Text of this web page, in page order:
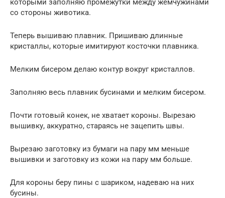
со стороны животика.
Теперь вышиваю плавник. Пришиваю длинные
кристаллы, которые имитируют косточки плавника.
Мелким бисером делаю контур вокруг кристаллов.
Заполняю весь плавник бусинами и мелким бисером.
Почти готовый конек, не хватает короны. Вырезаю
вышивку, аккуратно, стараясь не зацепить швы.
Вырезаю заготовку из бумаги на пару мм меньше
вышивки и заготовку из кожи на пару мм больше.
Для короны беру пины с шариком, надеваю на них
бусины.